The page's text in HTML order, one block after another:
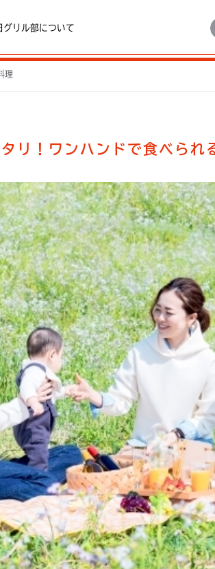
グリル部について
理
リ！ワンハンドで食べられ